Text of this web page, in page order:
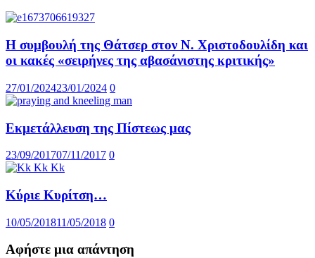
Η συμβουλή της Θάτσερ στον Ν. Χριστοδουλίδη και
οι κακές «σειρήνες της αβασάνιστης κριτικής»
27/01/202423/01/2024 0
Εκμετάλλευση της Πίστεως μας
23/09/201707/11/2017 0
Κύριε Κυρίτση…
10/05/201811/05/2018 0
Αφήστε μια απάντηση